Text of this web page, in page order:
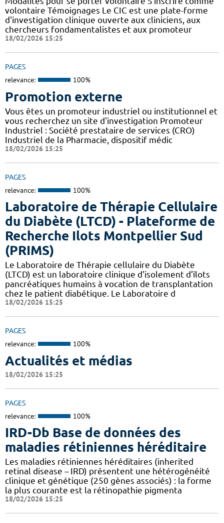
volontaire Témoignages Le CIC est une plate-forme
d'investigation clinique ouverte aux cliniciens, aux
chercheurs fondamentalistes et aux promoteur
18/02/2026 15:25
PAGES
relevance: 100%
Promotion externe
Vous êtes un promoteur industriel ou institutionnel et
vous recherchez un site d'investigation Promoteur
Industriel : Société prestataire de services (CRO)
Industriel de la Pharmacie, dispositif médic
18/02/2026 15:25
PAGES
relevance: 100%
Laboratoire de Thérapie Cellulaire
du Diabète (LTCD) - Plateforme de
Recherche Ilots Montpellier Sud
(PRIMS)
Le Laboratoire de Thérapie cellulaire du Diabète
(LTCD) est un laboratoire clinique d’isolement d’îlots
pancréatiques humains à vocation de transplantation
chez le patient diabétique. Le Laboratoire d
18/02/2026 15:25
PAGES
relevance: 100%
Actualités et médias
18/02/2026 15:25
PAGES
relevance: 100%
IRD-Db Base de données des
maladies rétiniennes héréditaire
Les maladies rétiniennes héréditaires (inherited
retinal disease – IRD) présentent une hétérogénéité
clinique et génétique (250 gènes associés) : la forme
la plus courante est la rétinopathie pigmenta
18/02/2026 15:25